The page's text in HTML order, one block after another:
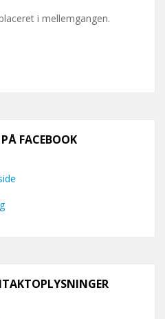
i mellemgangen.
FACEBOOK